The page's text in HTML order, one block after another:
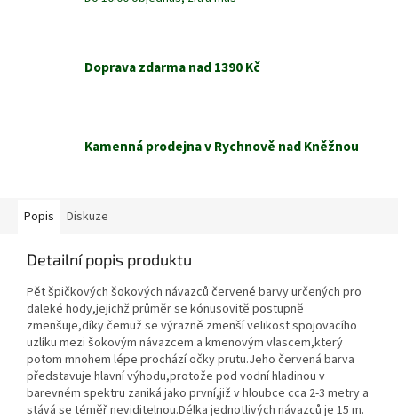
Doprava zdarma nad 1390 Kč
Kamenná prodejna v Rychnově nad Kněžnou
Popis Diskuze
Detailní popis produktu
Pět špičkových šokových návazců červené barvy určených pro
daleké hody,jejichž průměr se kónusovitě postupně
zmenšuje,díky čemuž se výrazně zmenší velikost spojovacího
uzlíku mezi šokovým návazcem a kmenovým vlascem,který
potom mnohem lépe prochází očky prutu.Jeho červená barva
představuje hlavní výhodu,protože pod vodní hladinou v
barevném spektru zaniká jako první,již v hloubce cca 2-3 metry a
stává se téměř neviditelnou.Délka jednotlivých návazců je 15 m.